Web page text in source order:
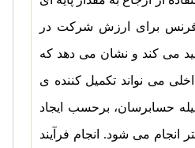
برای ارزش شرکت در
می کند و نشان می دهد که
می نواند تکمیل کننده ی
حسابرسان، برحسب ایجاد
انجام می شود. انجام فرآیند